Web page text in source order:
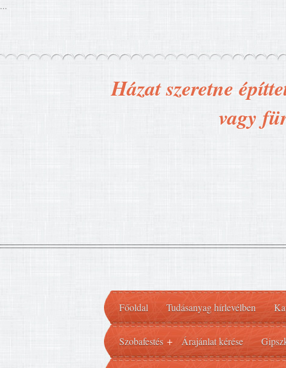
...
Házat szeretne
vagy
Főoldal Tudásanyag hírlevélben
Szobafestés + Árajánlat kérése